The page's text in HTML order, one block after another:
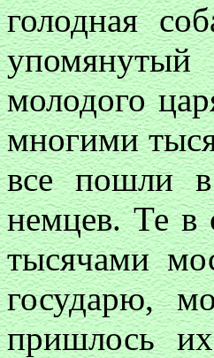
голодная
упомянутый
молодого
многими
все пошли
немцев. Те в
тысячами
государю,
пришлось